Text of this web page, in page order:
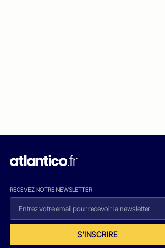
RECEVEZ NOTRE NEWSLETTER
S'INSCRIRE